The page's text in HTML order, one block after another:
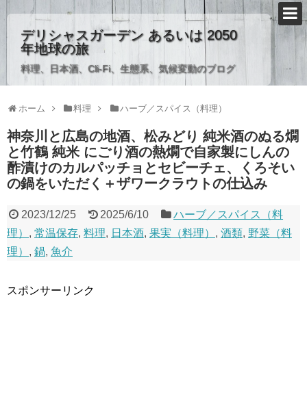
デリシャスガーデン あるいは 2050
年地球の旅
料理、日本酒、Cli-Fi、生態系、気候変動のブログ
ホーム 料理 ハーブ／スパイス（料理）
神奈川と広島の地酒、松みどり 純米酒のぬる燗
と竹鶴 純米 にごり酒の熱燗で自家製にしんの
酢漬けのカルパッチョとセビーチェ、くろそい
の鍋をいただく＋ザワークラウトの仕込み
2023/12/25 2025/6/10
ハーブ／スパイス（料
理） , 常温保存, 料理, 日本酒, 果実（料理） , 酒類, 野菜（料
理） , 鍋, 魚介
スポンサーリンク